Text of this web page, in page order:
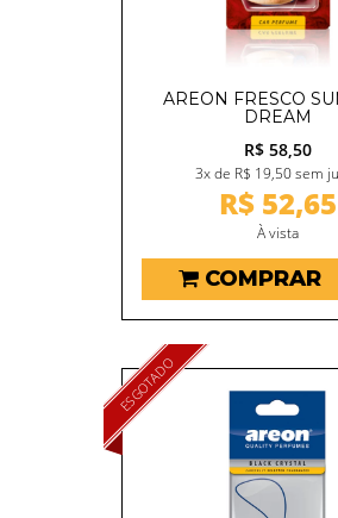
AREON FRESCO
DREAM
R$ 58,50
3x de R$ 19,50 sem
R$ 52,65
À vista
COMPRAR
ESGOTADO